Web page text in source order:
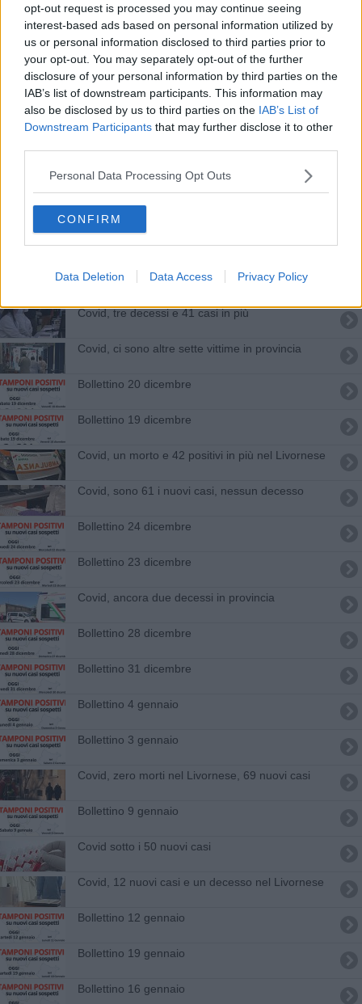
opt-out request is processed you may continue seeing
interest-based ads based on personal information utilized by
us or personal information disclosed to third parties prior to
your opt-out. You may separately opt-out of the further
disclosure of your personal information by third parties on the
IAB’s list of downstream participants. This information may
also be disclosed by us to third parties on the IAB’s List of
Downstream Participants that may further disclose it to other
Personal Data Processing Opt Outs
CONFIRM
Data Deletion Data Access Privacy Policy
Covid, cinque decessi in provincia di Livorno
Bollettino 23 novembre
Covid, quattro decessi e 59 casi in più
Bollettino 4 dicembre
Bollettino 29 novembre
Bollettino 14 dicembre
Bollettino 11 dicembre
Covid, tre decessi e 41 casi in più
Covid, ci sono altre sette vittime in provincia
Bollettino 20 dicembre
Bollettino 19 dicembre
Covid, un morto e 42 positivi in più nel Livornese
Covid, sono 61 i nuovi casi, nessun decesso
Bollettino 24 dicembre
Bollettino 23 dicembre
Covid, ancora due decessi in provincia
Bollettino 28 dicembre
Bollettino 31 dicembre
Bollettino 4 gennaio
Bollettino 3 gennaio
Covid, zero morti nel Livornese, 69 nuovi casi
Bollettino 9 gennaio
Covid sotto i 50 nuovi casi
Covid, 12 nuovi casi e un decesso nel Livornese
Bollettino 12 gennaio
Bollettino 19 gennaio
Bollettino 16 gennaio